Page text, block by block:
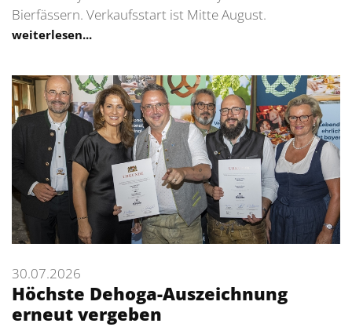
Bierfässern. Verkaufsstart ist Mitte August.
weiterlesen...
30.07.2026
Höchste Dehoga-Auszeichnung
erneut vergeben